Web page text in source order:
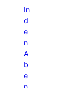
In
d
e
n
A
b
e
n